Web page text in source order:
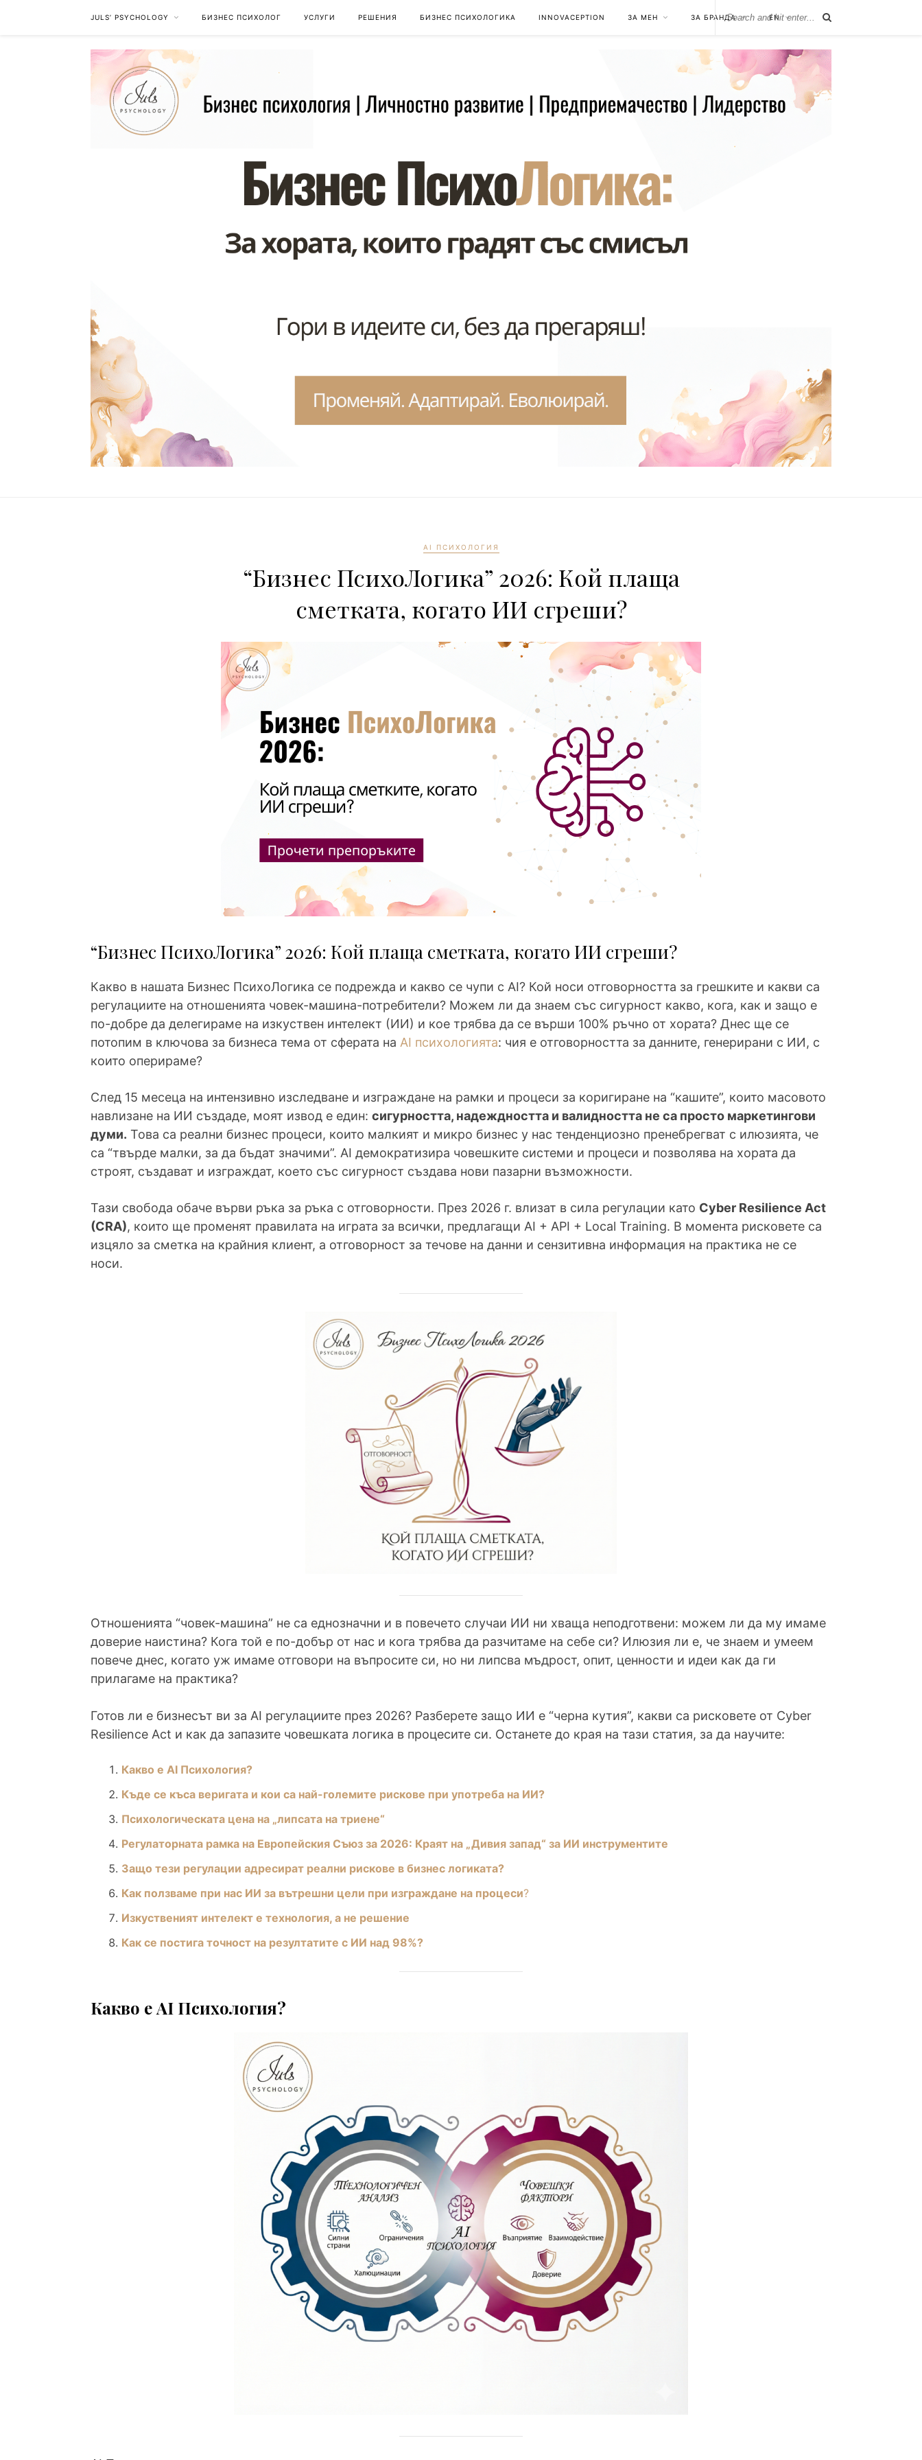
JULS’ PSYCHOLOGY БИЗНЕС ПСИХОЛОГ УСЛУГИ РЕШЕНИЯ БИЗНЕС ПСИХОЛОГИКА INNOVACEPTION ЗА МЕН ЗА БРАНДА EN
AI ПСИХОЛОГИЯ
“Бизнес ПсихоЛогика” 2026: Кой плаща
сметката, когато ИИ сгреши?
“Бизнес ПсихоЛогика” 2026: Кой плаща сметката, когато ИИ сгреши?
Какво в нашата Бизнес ПсихоЛогика се подрежда и какво се чупи с AI? Кой носи отговорността за грешките и какви са
регулациите на отношенията човек-машина-потребители? Можем ли да знаем със сигурност какво, кога, как и защо е
по-добре да делегираме на изкуствен интелект (ИИ) и кое трябва да се върши 100% ръчно от хората? Днес ще се
потопим в ключова за бизнеса тема от сферата на AI психологията: чия е отговорността за данните, генерирани с ИИ, с
които оперираме?
След 15 месеца на интензивно изследване и изграждане на рамки и процеси за коригиране на “кашите”, които масовото
навлизане на ИИ създаде, моят извод е един: сигурността, надеждността и валидността не са просто маркетингови
думи. Това са реални бизнес процеси, които малкият и микро бизнес у нас тенденциозно пренебрегват с илюзията, че
са “твърде малки, за да бъдат значими”. AI демократизира човешките системи и процеси и позволява на хората да
строят, създават и изграждат, което със сигурност създава нови пазарни възможности.
Тази свобода обаче върви ръка за ръка с отговорности. През 2026 г. влизат в сила регулации като Cyber Resilience Act
(CRA), които ще променят правилата на играта за всички, предлагащи AI + API + Local Training. В момента рисковете са
изцяло за сметка на крайния клиент, а отговорност за течове на данни и сензитивна информация на практика не се
носи.
Отношенията “човек-машина” не са еднозначни и в повечето случаи ИИ ни хваща неподготвени: можем ли да му имаме
доверие наистина? Кога той е по-добър от нас и кога трябва да разчитаме на себе си? Илюзия ли е, че знаем и умеем
повече днес, когато уж имаме отговори на въпросите си, но ни липсва мъдрост, опит, ценности и идеи как да ги
прилагаме на практика?
Готов ли е бизнесът ви за AI регулациите през 2026? Разберете защо ИИ е “черна кутия”, какви са рисковете от Cyber
Resilience Act и как да запазите човешката логика в процесите си. Останете до края на тази статия, за да научите:
Какво е AI Психология?
Къде се къса веригата и кои са най-големите рискове при употреба на ИИ?
Психологическата цена на „липсата на триене“
Регулаторната рамка на Европейския Съюз за 2026: Краят на „Дивия запад“ за ИИ инструментите
Защо тези регулации адресират реални рискове в бизнес логиката?
Как ползваме при нас ИИ за вътрешни цели при изграждане на процеси?
Изкуственият интелект е технология, а не решение
Как се постига точност на резултатите с ИИ над 98%?
Какво е AI Психология?